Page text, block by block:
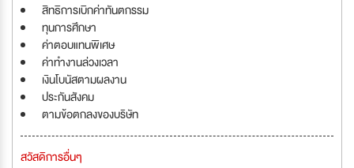
สิทธิการเบิกค่าทันตกรรม
ทุนการศึกษา
ค่าตอบแทนพิเศษ
ค่าทำงานล่วงเวลา
เงินโบนัสตามผลงาน
ประกันสังคม
ตามข้อตกลงของบริษัท
สวัสดิการอื่นๆ